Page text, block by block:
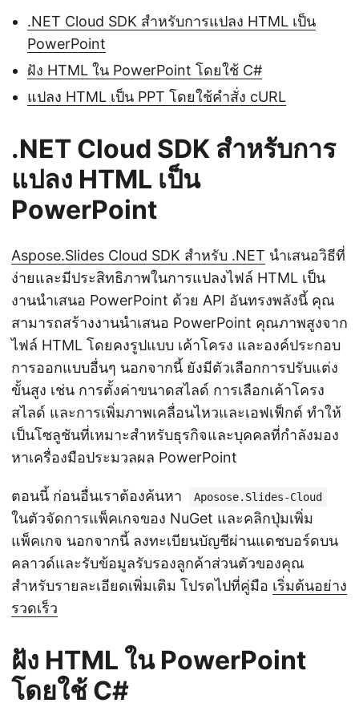
.NET Cloud SDK สำหรับการแปลง HTML เป็น
PowerPoint
ฝัง HTML ใน PowerPoint โดยใช้ C#
แปลง HTML เป็น PPT โดยใช้คำสั่ง cURL
.NET Cloud SDK สำหรับการ
แปลง HTML เป็น
PowerPoint
Aspose.Slides Cloud SDK สำหรับ .NET นำเสนอวิธีที่
ง่ายและมีประสิทธิภาพในการแปลงไฟล์ HTML เป็น
งานนำเสนอ PowerPoint ด้วย API อันทรงพลังนี้ คุณ
สามารถสร้างงานนำเสนอ PowerPoint คุณภาพสูงจาก
ไฟล์ HTML โดยคงรูปแบบ เค้าโครง และองค์ประกอบ
การออกแบบอื่นๆ นอกจากนี้ ยังมีตัวเลือกการปรับแต่ง
ขั้นสูง เช่น การตั้งค่าขนาดสไลด์ การเลือกเค้าโครง
สไลด์ และการเพิ่มภาพเคลื่อนไหวและเอฟเฟ็กต์ ทำให้
เป็นโซลูชันที่เหมาะสำหรับธุรกิจและบุคคลที่กำลังมอง
หาเครื่องมือประมวลผล PowerPoint
ตอนนี้ ก่อนอื่นเราต้องค้นหา Aposose.Slides-Cloud
ในตัวจัดการแพ็คเกจของ NuGet และคลิกปุ่มเพิ่ม
แพ็คเกจ นอกจากนี้ ลงทะเบียนบัญชีผ่านแดชบอร์ดบน
คลาวด์และรับข้อมูลรับรองลูกค้าส่วนตัวของคุณ
สำหรับรายละเอียดเพิ่มเติม โปรดไปที่คู่มือ เริ่มต้นอย่าง
รวดเร็ว
ฝัง HTML ใน PowerPoint
โดยใช้ C#